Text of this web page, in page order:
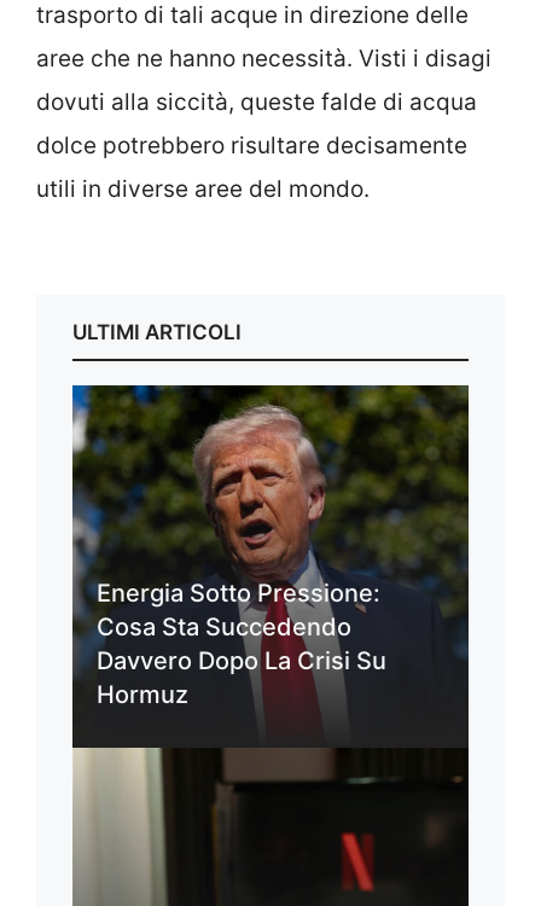
trasporto di tali acque in direzione delle
aree che ne hanno necessità. Visti i disagi
dovuti alla siccità, queste falde di acqua
dolce potrebbero risultare decisamente
utili in diverse aree del mondo.
ULTIMI ARTICOLI
Energia Sotto Pressione:
Cosa Sta Succedendo
Davvero Dopo La Crisi Su
Hormuz